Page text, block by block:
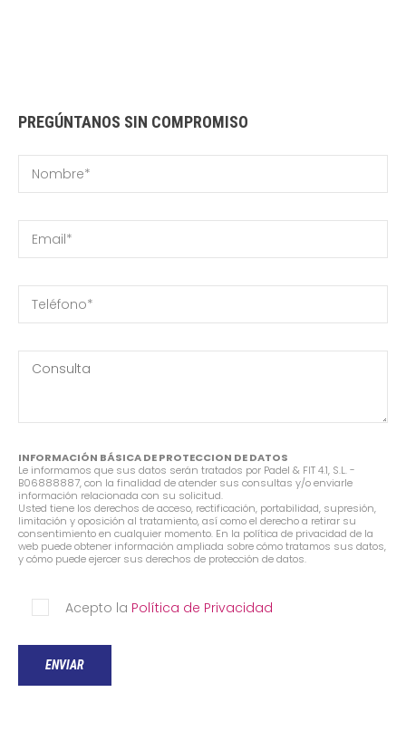
PREGÚNTANOS SIN COMPROMISO
INFORMACIÓN BÁSICA DE PROTECCION DE DATOS
Le informamos que sus datos serán tratados por Padel & FIT 4.1, S.L. -
B06888887, con la finalidad de atender sus consultas y/o enviarle
información relacionada con su solicitud.
Usted tiene los derechos de acceso, rectificación, portabilidad, supresión,
limitación y oposición al tratamiento, así como el derecho a retirar su
consentimiento en cualquier momento. En la política de privacidad de la
web puede obtener información ampliada sobre cómo tratamos sus datos,
y cómo puede ejercer sus derechos de protección de datos.
Acepto la Política de Privacidad